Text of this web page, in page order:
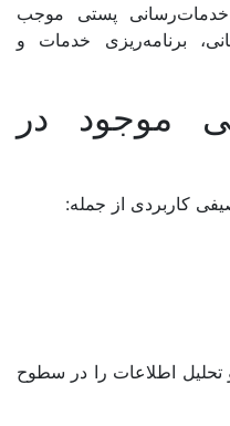
خدمات‌رسانی پستی موجب
برنامه‌ریزی خدمات و
موجود در
کاربردی از جمله:
تحلیل اطلاعات را در سطوح